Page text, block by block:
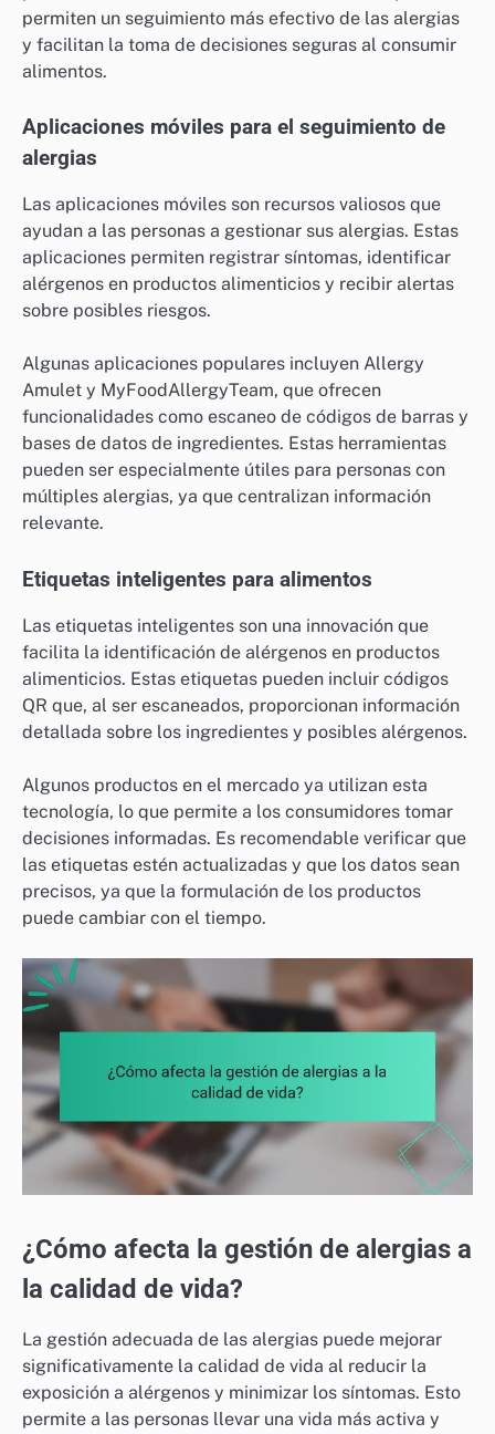
permiten un seguimiento más efectivo de las alergias
y facilitan la toma de decisiones seguras al consumir
alimentos.
Aplicaciones móviles para el seguimiento de
alergias
Las aplicaciones móviles son recursos valiosos que
ayudan a las personas a gestionar sus alergias. Estas
aplicaciones permiten registrar síntomas, identificar
alérgenos en productos alimenticios y recibir alertas
sobre posibles riesgos.
Algunas aplicaciones populares incluyen Allergy
Amulet y MyFoodAllergyTeam, que ofrecen
funcionalidades como escaneo de códigos de barras y
bases de datos de ingredientes. Estas herramientas
pueden ser especialmente útiles para personas con
múltiples alergias, ya que centralizan información
relevante.
Etiquetas inteligentes para alimentos
Las etiquetas inteligentes son una innovación que
facilita la identificación de alérgenos en productos
alimenticios. Estas etiquetas pueden incluir códigos
QR que, al ser escaneados, proporcionan información
detallada sobre los ingredientes y posibles alérgenos.
Algunos productos en el mercado ya utilizan esta
tecnología, lo que permite a los consumidores tomar
decisiones informadas. Es recomendable verificar que
las etiquetas estén actualizadas y que los datos sean
precisos, ya que la formulación de los productos
puede cambiar con el tiempo.
¿Cómo afecta la gestión de alergias a
la calidad de vida?
La gestión adecuada de las alergias puede mejorar
significativamente la calidad de vida al reducir la
exposición a alérgenos y minimizar los síntomas. Esto
permite a las personas llevar una vida más activa y